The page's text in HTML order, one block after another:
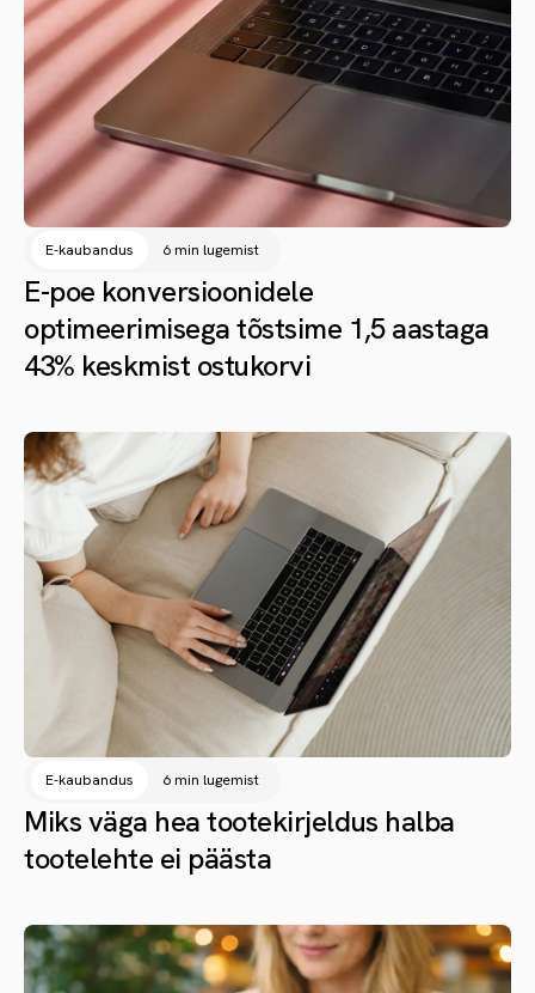
E-kaubandus 6 min lugemist
E-poe konversioonidele
optimeerimisega tõstsime 1,5 aastaga
43% keskmist ostukorvi
E-kaubandus 6 min lugemist
Miks väga hea tootekirjeldus halba
tootelehte ei päästa